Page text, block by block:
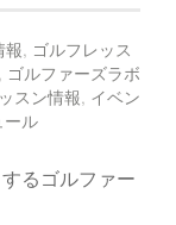
報, ゴルフレッス
ゴルファーズラボ
スン情報, イベン
ール
るゴルファー